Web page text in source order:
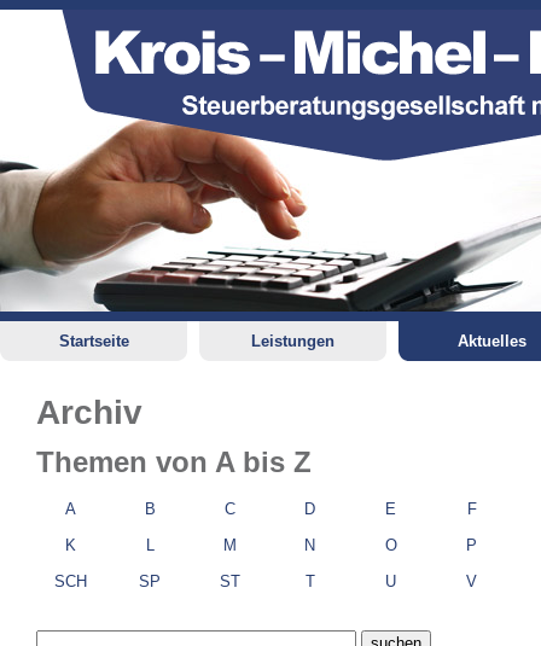
Startseite Leistungen Aktuelles
Archiv
Themen von A bis Z
A B C D E
F
K
L M N O
P
SCH
SP ST T U V